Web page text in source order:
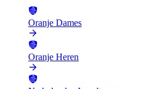
Oranje Dames
Oranje Heren